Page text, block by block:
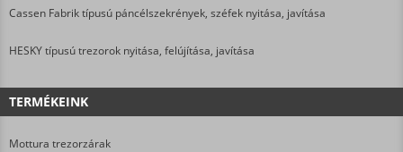
Cassen Fabrik típusú páncélszekrények, széfek nyitása, javítása
HESKY típusú trezorok nyitása, felújítása, javítása
TERMÉKEINK
Mottura trezorzárak